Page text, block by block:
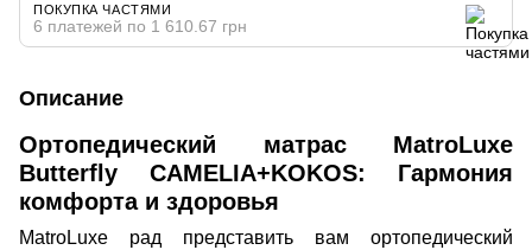
ПОКУПКА ЧАСТЯМИ
6 платежей по 1 610.67 грн
Описание
Ортопедический матрас MatroLuxe
Butterfly CAMELIA+KOKOS: Гармония
комфорта и здоровья
MatroLuxe рад представить вам ортопедический